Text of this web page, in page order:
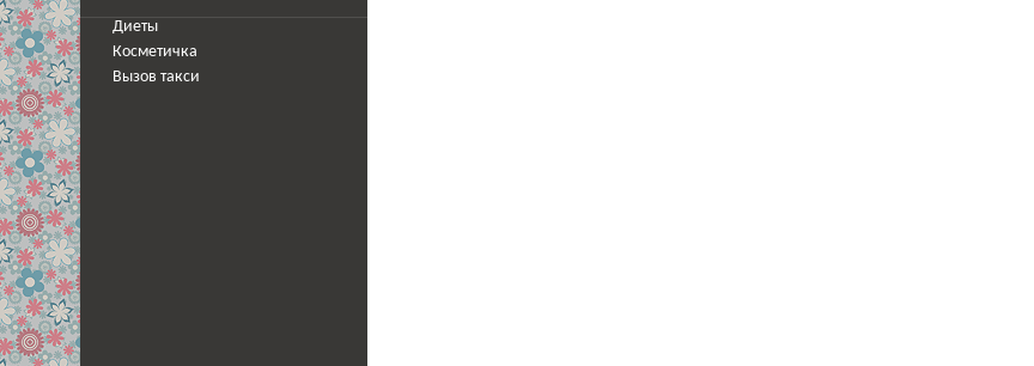
Диеты
Косметичка
Вызов такси